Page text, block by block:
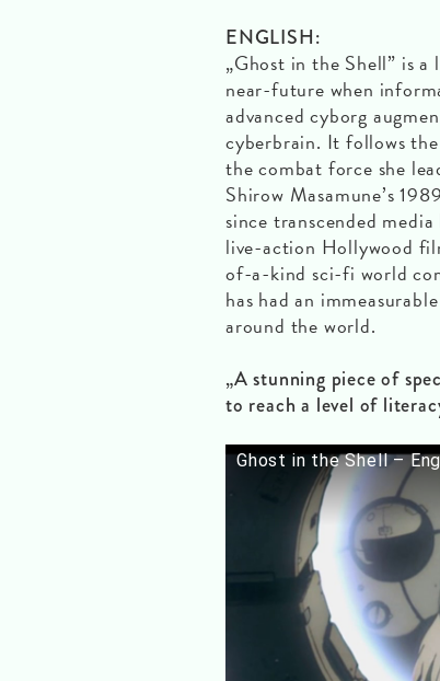
ENGLISH:
„Ghost in the Shell” is
near-future when
advanced cyborg
cyberbrain. It follows
the combat force she
Shirow Masamune’s
since transcended
live-action Hollywood
of-a-kind sci-fi world
has had an
around the world.
„A stunning piece of
to reach a level of
Ghost in the Shell –